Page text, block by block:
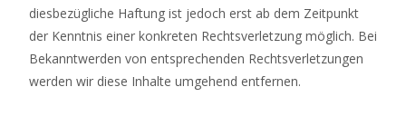
diesbezügliche Haftung ist jedoch erst ab dem Zeitpunkt
der Kenntnis einer konkreten Rechtsverletzung möglich. Bei
Bekanntwerden von entsprechenden Rechtsverletzungen
werden wir diese Inhalte umgehend entfernen.